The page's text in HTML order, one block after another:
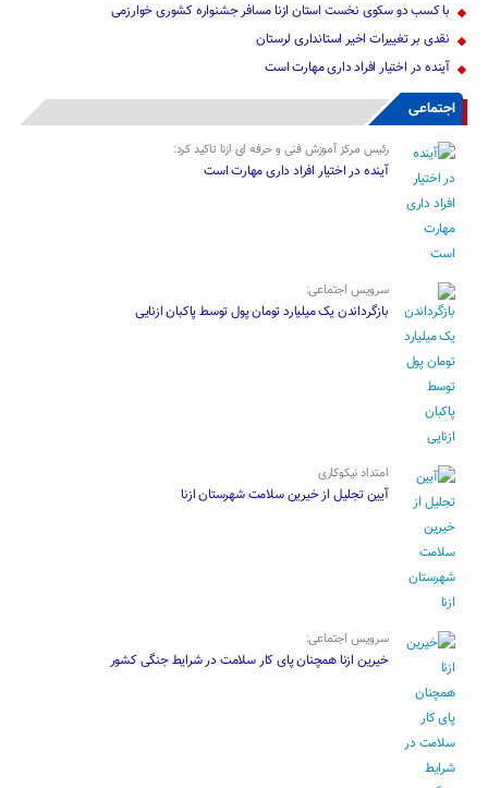
با کسب دو سکوی نخست استان ازنا مسافر جشنواره کشوری خوارزمی
نقدی بر تغییرات اخیر استانداری لرستان
آینده در اختیار افراد داری مهارت است
اجتماعی
رئیس مرکز آموزش فنی و حرفه ای ازنا تاکید کرد:
آینده در اختیار افراد داری مهارت است
سرویس اجتماعی:
بازگرداندن یک میلیارد تومان پول توسط پاکبان ازنایی
امتداد نیکوکاری
آیین تجلیل از خیرین سلامت شهرستان ازنا
سرویس اجتماعی:
خیرین ازنا همچنان پای کار سلامت در شرایط جنگی کشور